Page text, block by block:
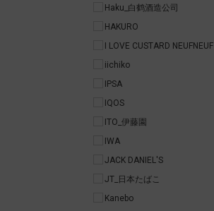
Haku_白鹤酒造公司
HAKURO
I LOVE CUSTARD NEUFNEUF
iichiko
IPSA
IQOS
ITO_伊藤園
IWA
JACK DANIEL'S
JT_日本たばこ
Kanebo